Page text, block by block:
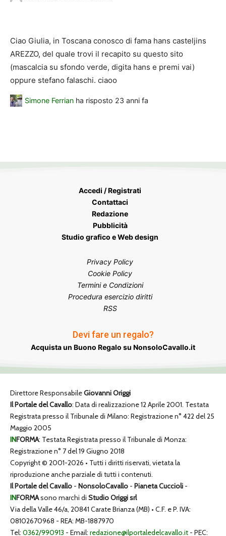
Ciao Giulia, in Toscana conosco di fama hans casteljins
AREZZO, del quale trovi il recapito su questo sito
(mascalcia su sfondo verde, digita hans e premi vai)
oppure stefano falaschi. ciaoo
Simone Ferrian ha risposto 23 anni fa
Accedi / Registrati
Contattaci
Redazione
Pubblicità
Studio grafico e Web design
Privacy Policy
Cookie Policy
Termini e Condizioni
Procedura esercizio diritti
RSS
Devi fare un regalo?
Acquista un Buono Regalo su NonsoloCavallo.it
Direttore ResponsabileGiovanni Origgi
Il Portale del Cavallo: Data di realizzazione 12 Aprile 2001. Testata
Registrata presso il Tribunale di Milano: Registrazione n° 422 del 25
Maggio 2005
INFORMA: Testata Registrata presso il Tribunale di Monza:
Registrazione n° 7 del 19 Giugno 2018
Copyright © 2001-2026 • Tutti i diritti riservati, vietata la
riproduzione anche parziale di tutti i contenuti.
Il Portale del Cavallo - NonsoloCavallo - Pianeta Cuccioli -
INFORMAsono marchi di Studio Origgi srl
Via della Valle 46/a, 20841 Carate Brianza (MB) • C.F. e P. IVA:
08102670968 - REA: MB-1887970
Tel: 0362/990913 - Email: redazione@ilportaledelcavallo.it - PEC: